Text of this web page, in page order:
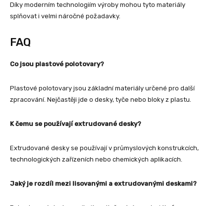
Díky moderním technologiím výroby mohou tyto materiály
splňovat i velmi náročné požadavky.
FAQ
Co jsou plastové polotovary?
Plastové polotovary jsou základní materiály určené pro další
zpracování. Nejčastěji jde o desky, tyče nebo bloky z plastu.
K čemu se používají extrudované desky?
Extrudované desky se používají v průmyslových konstrukcích,
technologických zařízeních nebo chemických aplikacích.
Jaký je rozdíl mezi lisovanými a extrudovanými deskami?